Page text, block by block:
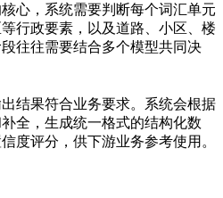
心，系统需要判断每个词汇单元
行政要素，以及道路、小区、楼
往往需要结合多个模型共同决
结果符合业务要求。系统会根据
全，生成统一格式的结构化数
度评分，供下游业务参考使用。